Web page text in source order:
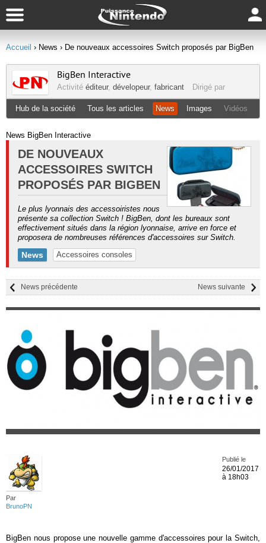
Accueil › News › De nouveaux accessoires Switch proposés par BigBen
BigBen Interactive
Activité éditeur, dévelopeur, fabricant Dirigé par
Hub de la société Tous les articles News Images Vidéos
News BigBen Interactive
DE NOUVEAUX
ACCESSOIRES SWITCH
PROPOSÉS PAR BIGBEN
Le plus lyonnais des accessoiristes nous
présente sa collection Switch ! BigBen, dont les bureaux sont
effectivement situés dans la région lyonnaise, arrive en force et
proposera de nombreuses références d'accessoires sur Switch.
News Accessoires consoles
News suivante
News précédente
Par
BrunoPN
Publié le
26/01/2017
à 18h03
BigBen nous propose une nouvelle gamme d'accessoires pour la Switch,